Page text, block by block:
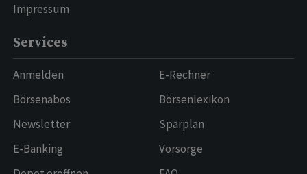
Impressum
Services
Anmelden
Börsenabos
Newsletter
E-Banking
E-Rechner
Börsenlexikon
Sparplan
Vorsorge